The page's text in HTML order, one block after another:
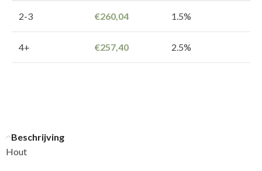
2-3 €260,04 1.5%
4+ €257,40 2.5%
Beschrijving
Hout